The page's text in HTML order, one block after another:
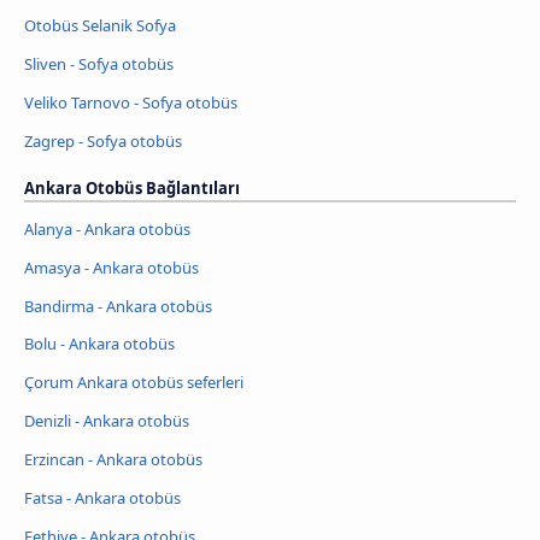
Otobüs Selanik Sofya
Sliven - Sofya otobüs
Veliko Tarnovo - Sofya otobüs
Zagrep - Sofya otobüs
Ankara Otobüs Bağlantıları
Alanya - Ankara otobüs
Amasya - Ankara otobüs
Bandirma - Ankara otobüs
Bolu - Ankara otobüs
Çorum Ankara otobüs seferleri
Denizli - Ankara otobüs
Erzincan - Ankara otobüs
Fatsa - Ankara otobüs